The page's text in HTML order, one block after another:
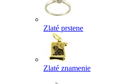
Zlaté prstene
Zlaté znamenie